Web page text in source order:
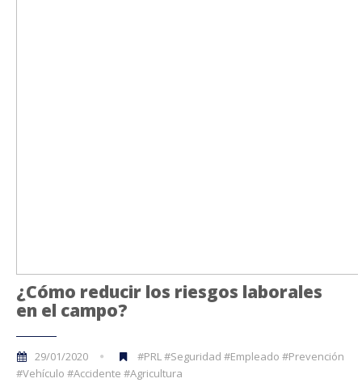
¿Cómo reducir los riesgos laborales
en el campo?
29/01/2020
#PRL #Seguridad #Empleado #Prevención
#Vehículo #Accidente #Agricultura